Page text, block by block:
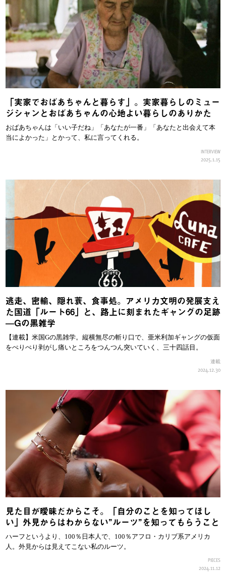
「実家でおばあちゃんと暮らす」。実家暮らしのミュー
ジシャンとおばあちゃんの心地よい暮らしのありかた
おばあちゃんは「いい子だね」「あなたが一番」「あなたと出会えて本
当によかった」とかって、私に言ってくれる。
INTERVIEW
2025.1.15
逃走、密輸、隠れ蓑、食事処。アメリカ文明の発展支え
た国道「ルート66」と、路上に刻まれたギャングの足跡
—Gの黒雑学
【連載】米国Gの黒雑学。縦横無尽の斬り口で、亜米利加ギャングの仮面
をぺりぺり剥がし痛いところをつんつん突いていく、三十四話目。
連載
2024.12.30
見た目が曖昧だからこそ。「自分のことを知ってほし
い」外見からはわからない”ルーツ”を知ってもらうこと
ハーフというより、100％日本人で、100％アフロ・カリブ系アメリカ
人。外見からは見えてこない私のルーツ。
PIECES
2024.11.12